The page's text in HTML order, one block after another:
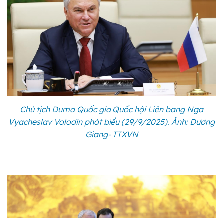
Chủ tịch Duma Quốc gia Quốc hội Liên bang Nga
Vyacheslav Volodin phát biểu (29/9/2025). Ảnh: Dương
Giang- TTXVN